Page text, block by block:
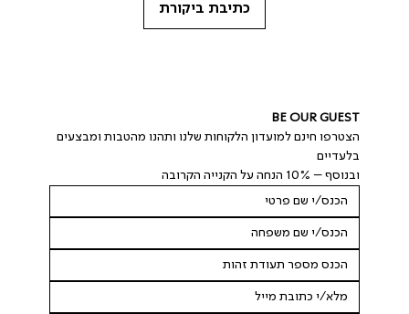
כתיבת ביקורת
BE OUR GUEST
הצטרפו חינם למועדון הלקוחות שלנו ותהנו מהטבות ומבצעים
בלעדיים
ובנוסף – 10% הנחה על הקנייה הקרובה